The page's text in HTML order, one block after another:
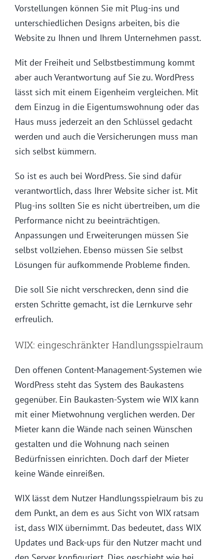
Vorstellungen können Sie mit Plug-ins und
unterschiedlichen Designs arbeiten, bis die
Website zu Ihnen und Ihrem Unternehmen passt.
Mit der Freiheit und Selbstbestimmung kommt
aber auch Verantwortung auf Sie zu. WordPress
lässt sich mit einem Eigenheim vergleichen. Mit
dem Einzug in die Eigentumswohnung oder das
Haus muss jederzeit an den Schlüssel gedacht
werden und auch die Versicherungen muss man
sich selbst kümmern.
So ist es auch bei WordPress. Sie sind dafür
verantwortlich, dass Ihrer Website sicher ist. Mit
Plug-ins sollten Sie es nicht übertreiben, um die
Performance nicht zu beeinträchtigen.
Anpassungen und Erweiterungen müssen Sie
selbst vollziehen. Ebenso müssen Sie selbst
Lösungen für aufkommende Probleme finden.
Die soll Sie nicht verschrecken, denn sind die
ersten Schritte gemacht, ist die Lernkurve sehr
erfreulich.
WIX: eingeschränkter Handlungsspielraum
Den offenen Content-Management-Systemen wie
WordPress steht das System des Baukastens
gegenüber. Ein Baukasten-System wie WIX kann
mit einer Mietwohnung verglichen werden. Der
Mieter kann die Wände nach seinen Wünschen
gestalten und die Wohnung nach seinen
Bedürfnissen einrichten. Doch darf der Mieter
keine Wände einreißen.
WIX lässt dem Nutzer Handlungsspielraum bis zu
dem Punkt, an dem es aus Sicht von WIX ratsam
ist, dass WIX übernimmt. Das bedeutet, dass WIX
Updates und Back-ups für den Nutzer macht und